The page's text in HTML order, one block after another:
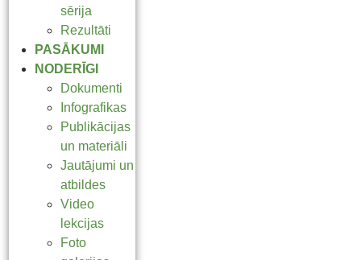
sērija
Rezultāti
PASĀKUMI
NODERĪGI
Dokumenti
Infografikas
Publikācijas
un materiāli
Jautājumi un
atbildes
Video
lekcijas
Foto